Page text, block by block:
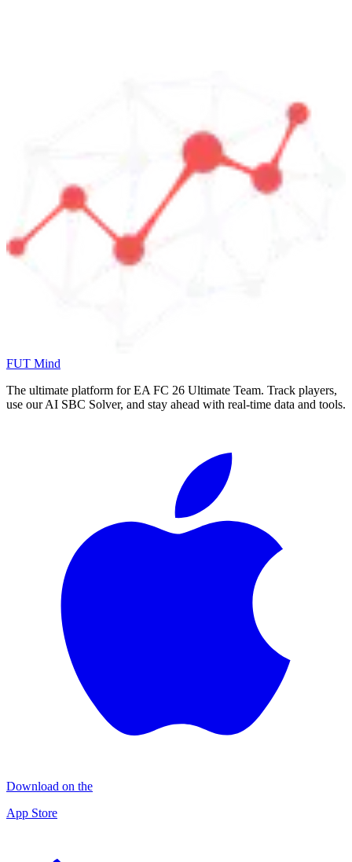
FUT Mind
The ultimate platform for EA FC 26 Ultimate Team. Track players,
use our AI SBC Solver, and stay ahead with real-time data and tools.
Download on the
App Store